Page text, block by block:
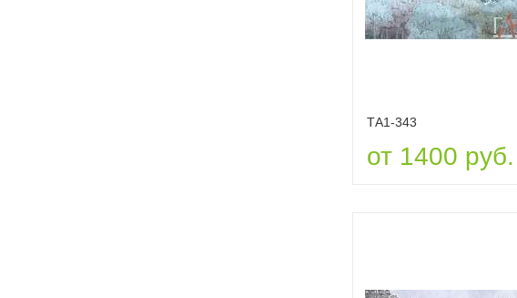
ТА1-343
от 1400 руб.